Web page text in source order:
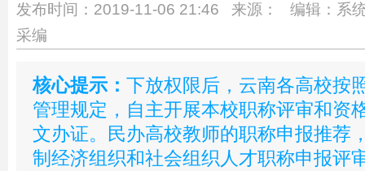
发布时间：2019-11-06 21:46 来源： 编辑：系
采编
核心提示： 下放权限后，云南各高校按
管理规定，自主开展本校职称评审和资
文办证。民办高校教师的职称申报推荐
制经济组织和社会组织人才职称申报评